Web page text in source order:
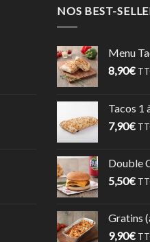
NOS BEST-
Menu
8,90€
Tacos 1
7,90€
Double
5,50€
Gratins
9,90€